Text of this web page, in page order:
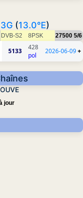
(13.0°E)
DVB-S2 8PSK 27500 5/6
5133
428
pol
2026-06-09+
jour